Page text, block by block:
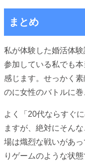
まとめ
私が体験した婚活体
参加している私でも
感じます。せっかく
のに女性のバトルに巻
よく「20代ならすぐ
ますが、絶対にそん
場は熾烈な戦いがあ
りゲームのような状態